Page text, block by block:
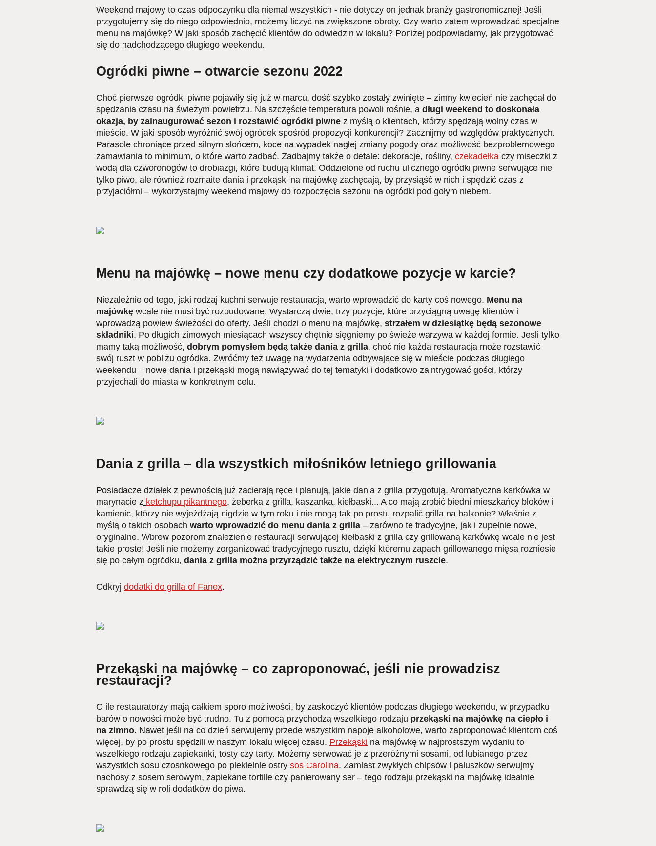
Weekend majowy to czas odpoczynku dla niemal wszystkich - nie dotyczy on jednak branży gastronomicznej! Jeśli
przygotujemy się do niego odpowiednio, możemy liczyć na zwiększone obroty. Czy warto zatem wprowadzać specjalne
menu na majówkę? W jaki sposób zachęcić klientów do odwiedzin w lokalu? Poniżej podpowiadamy, jak przygotować
się do nadchodzącego długiego weekendu.
Ogródki piwne – otwarcie sezonu 2022
Choć pierwsze ogródki piwne pojawiły się już w marcu, dość szybko zostały zwinięte – zimny kwiecień nie zachęcał do
spędzania czasu na świeżym powietrzu. Na szczęście temperatura powoli rośnie, a długi weekend to doskonała
okazja, by zainaugurować sezon i rozstawić ogródki piwne z myślą o klientach, którzy spędzają wolny czas w
mieście. W jaki sposób wyróżnić swój ogródek spośród propozycji konkurencji? Zacznijmy od względów praktycznych.
Parasole chroniące przed silnym słońcem, koce na wypadek nagłej zmiany pogody oraz możliwość bezproblemowego
zamawiania to minimum, o które warto zadbać. Zadbajmy także o detale: dekoracje, rośliny, czekadełka czy miseczki z
wodą dla czworonogów to drobiazgi, które budują klimat. Oddzielone od ruchu ulicznego ogródki piwne serwujące nie
tylko piwo, ale również rozmaite dania i przekąski na majówkę zachęcają, by przysiąść w nich i spędzić czas z
przyjaciółmi – wykorzystajmy weekend majowy do rozpoczęcia sezonu na ogródki pod gołym niebem.
Menu na majówkę – nowe menu czy dodatkowe pozycje w karcie?
Niezależnie od tego, jaki rodzaj kuchni serwuje restauracja, warto wprowadzić do karty coś nowego. Menu na
majówkę wcale nie musi być rozbudowane. Wystarczą dwie, trzy pozycje, które przyciągną uwagę klientów i
wprowadzą powiew świeżości do oferty. Jeśli chodzi o menu na majówkę, strzałem w dziesiątkę będą sezonowe
składniki. Po długich zimowych miesiącach wszyscy chętnie sięgniemy po świeże warzywa w każdej formie. Jeśli tylko
mamy taką możliwość, dobrym pomysłem będą także dania z grilla, choć nie każda restauracja może rozstawić
swój ruszt w pobliżu ogródka. Zwróćmy też uwagę na wydarzenia odbywające się w mieście podczas długiego
weekendu – nowe dania i przekąski mogą nawiązywać do tej tematyki i dodatkowo zaintrygować gości, którzy
przyjechali do miasta w konkretnym celu.
Dania z grilla – dla wszystkich miłośników letniego grillowania
Posiadacze działek z pewnością już zacierają ręce i planują, jakie dania z grilla przygotują. Aromatyczna karkówka w
marynacie z ketchupu pikantnego, żeberka z grilla, kaszanka, kiełbaski... A co mają zrobić biedni mieszkańcy bloków i
kamienic, którzy nie wyjeżdżają nigdzie w tym roku i nie mogą tak po prostu rozpalić grilla na balkonie? Właśnie z
myślą o takich osobach warto wprowadzić do menu dania z grilla – zarówno te tradycyjne, jak i zupełnie nowe,
oryginalne. Wbrew pozorom znalezienie restauracji serwującej kiełbaski z grilla czy grillowaną karkówkę wcale nie jest
takie proste! Jeśli nie możemy zorganizować tradycyjnego rusztu, dzięki któremu zapach grillowanego mięsa rozniesie
się po całym ogródku, dania z grilla można przyrządzić także na elektrycznym ruszcie.
Odkryj dodatki do grilla of Fanex.
Przekąski na majówkę – co zaproponować, jeśli nie prowadzisz
restauracji?
O ile restauratorzy mają całkiem sporo możliwości, by zaskoczyć klientów podczas długiego weekendu, w przypadku
barów o nowości może być trudno. Tu z pomocą przychodzą wszelkiego rodzaju przekąski na majówkę na ciepło i
na zimno. Nawet jeśli na co dzień serwujemy przede wszystkim napoje alkoholowe, warto zaproponować klientom coś
więcej, by po prostu spędzili w naszym lokalu więcej czasu. Przekąski na majówkę w najprostszym wydaniu to
wszelkiego rodzaju zapiekanki, tosty czy tarty. Możemy serwować je z przeróżnymi sosami, od lubianego przez
wszystkich sosu czosnkowego po piekielnie ostry sos Carolina. Zamiast zwykłych chipsów i paluszków serwujmy
nachosy z sosem serowym, zapiekane tortille czy panierowany ser – tego rodzaju przekąski na majówkę idealnie
sprawdzą się w roli dodatków do piwa.